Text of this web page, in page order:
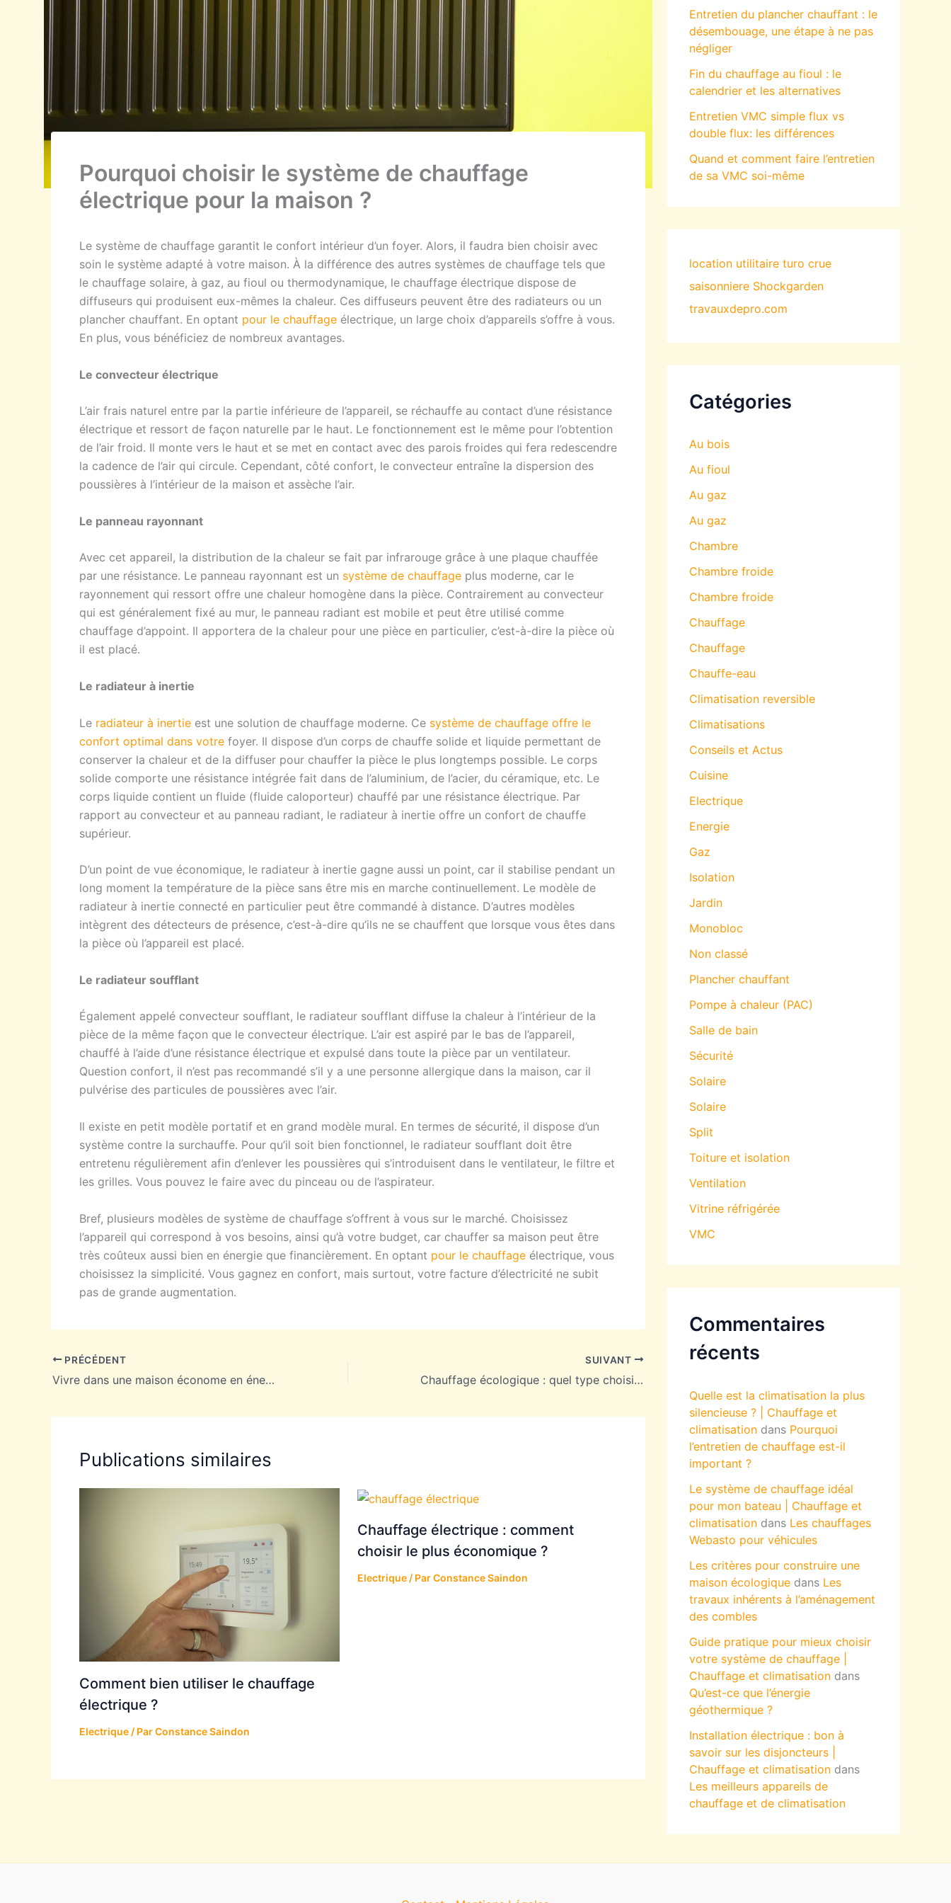
Pourquoi choisir le système de chauffage
électrique pour la maison ?
Le système de chauffage garantit le confort intérieur d’un foyer. Alors, il faudra bien choisir avec
soin le système adapté à votre maison. À la différence des autres systèmes de chauffage tels que
le chauffage solaire, à gaz, au fioul ou thermodynamique, le chauffage électrique dispose de
diffuseurs qui produisent eux-mêmes la chaleur. Ces diffuseurs peuvent être des radiateurs ou un
plancher chauffant. En optant pour le chauffage électrique, un large choix d’appareils s’offre à vous.
En plus, vous bénéficiez de nombreux avantages.
Le convecteur électrique
L’air frais naturel entre par la partie inférieure de l’appareil, se réchauffe au contact d’une résistance
électrique et ressort de façon naturelle par le haut. Le fonctionnement est le même pour l’obtention
de l’air froid. Il monte vers le haut et se met en contact avec des parois froides qui fera redescendre
la cadence de l’air qui circule. Cependant, côté confort, le convecteur entraîne la dispersion des
poussières à l’intérieur de la maison et assèche l’air.
Le panneau rayonnant
Avec cet appareil, la distribution de la chaleur se fait par infrarouge grâce à une plaque chauffée
par une résistance. Le panneau rayonnant est un système de chauffage plus moderne, car le
rayonnement qui ressort offre une chaleur homogène dans la pièce. Contrairement au convecteur
qui est généralement fixé au mur, le panneau radiant est mobile et peut être utilisé comme
chauffage d’appoint. Il apportera de la chaleur pour une pièce en particulier, c’est-à-dire la pièce où
il est placé.
Le radiateur à inertie
Le radiateur à inertie est une solution de chauffage moderne. Ce système de chauffage offre le
confort optimal dans votre foyer. Il dispose d’un corps de chauffe solide et liquide permettant de
conserver la chaleur et de la diffuser pour chauffer la pièce le plus longtemps possible. Le corps
solide comporte une résistance intégrée fait dans de l’aluminium, de l’acier, du céramique, etc. Le
corps liquide contient un fluide (fluide caloporteur) chauffé par une résistance électrique. Par
rapport au convecteur et au panneau radiant, le radiateur à inertie offre un confort de chauffe
supérieur.
D’un point de vue économique, le radiateur à inertie gagne aussi un point, car il stabilise pendant un
long moment la température de la pièce sans être mis en marche continuellement. Le modèle de
radiateur à inertie connecté en particulier peut être commandé à distance. D’autres modèles
intègrent des détecteurs de présence, c’est-à-dire qu’ils ne se chauffent que lorsque vous êtes dans
la pièce où l’appareil est placé.
Le radiateur soufflant
Également appelé convecteur soufflant, le radiateur soufflant diffuse la chaleur à l’intérieur de la
pièce de la même façon que le convecteur électrique. L’air est aspiré par le bas de l’appareil,
chauffé à l’aide d’une résistance électrique et expulsé dans toute la pièce par un ventilateur.
Question confort, il n’est pas recommandé s’il y a une personne allergique dans la maison, car il
pulvérise des particules de poussières avec l’air.
Il existe en petit modèle portatif et en grand modèle mural. En termes de sécurité, il dispose d’un
système contre la surchauffe. Pour qu’il soit bien fonctionnel, le radiateur soufflant doit être
entretenu régulièrement afin d’enlever les poussières qui s’introduisent dans le ventilateur, le filtre et
les grilles. Vous pouvez le faire avec du pinceau ou de l’aspirateur.
Bref, plusieurs modèles de système de chauffage s’offrent à vous sur le marché. Choisissez
l’appareil qui correspond à vos besoins, ainsi qu’à votre budget, car chauffer sa maison peut être
très coûteux aussi bien en énergie que financièrement. En optant pour le chauffage électrique, vous
choisissez la simplicité. Vous gagnez en confort, mais surtout, votre facture d’électricité ne subit
pas de grande augmentation.
PRÉCÉDENT
Vivre dans une maison économe en énergie : oui c’est possible !
SUIVANT
Chauffage écologique : quel type choisir ?
Publications similaires
Comment bien utiliser le chauffage
électrique ?
Electrique / ParConstance Saindon
Chauffage électrique : comment
choisir le plus économique ?
Electrique/ ParConstance Saindon
Entretien du plancher chauffant : le
désembouage, une étape à ne pas
négliger
Fin du chauffage au fioul : le
calendrier et les alternatives
Entretien VMC simple flux vs
double flux: les différences
Quand et comment faire l’entretien
de sa VMC soi-même
location utilitaire turo crue
saisonniere Shockgarden
travauxdepro.com
Catégories
Au bois
Au fioul
Au gaz
Au gaz
Chambre
Chambre froide
Chambre froide
Chauffage
Chauffage
Chauffe-eau
Climatisation reversible
Climatisations
Conseils et Actus
Cuisine
Electrique
Energie
Gaz
Isolation
Jardin
Monobloc
Non classé
Plancher chauffant
Pompe à chaleur (PAC)
Salle de bain
Sécurité
Solaire
Solaire
Split
Toiture et isolation
Ventilation
Vitrine réfrigérée
VMC
Commentaires
récents
Quelle est la climatisation la plus
silencieuse ? | Chauffage et
climatisation dans Pourquoi
l’entretien de chauffage est-il
important ?
Le système de chauffage idéal
pour mon bateau | Chauffage et
climatisation dans Les chauffages
Webasto pour véhicules
Les critères pour construire une
maison écologique dans Les
travaux inhérents à l’aménagement
des combles
Guide pratique pour mieux choisir
votre système de chauffage |
Chauffage et climatisation dans
Qu’est-ce que l’énergie
géothermique ?
Installation électrique : bon à
savoir sur les disjoncteurs |
Chauffage et climatisation dans
Les meilleurs appareils de
chauffage et de climatisation